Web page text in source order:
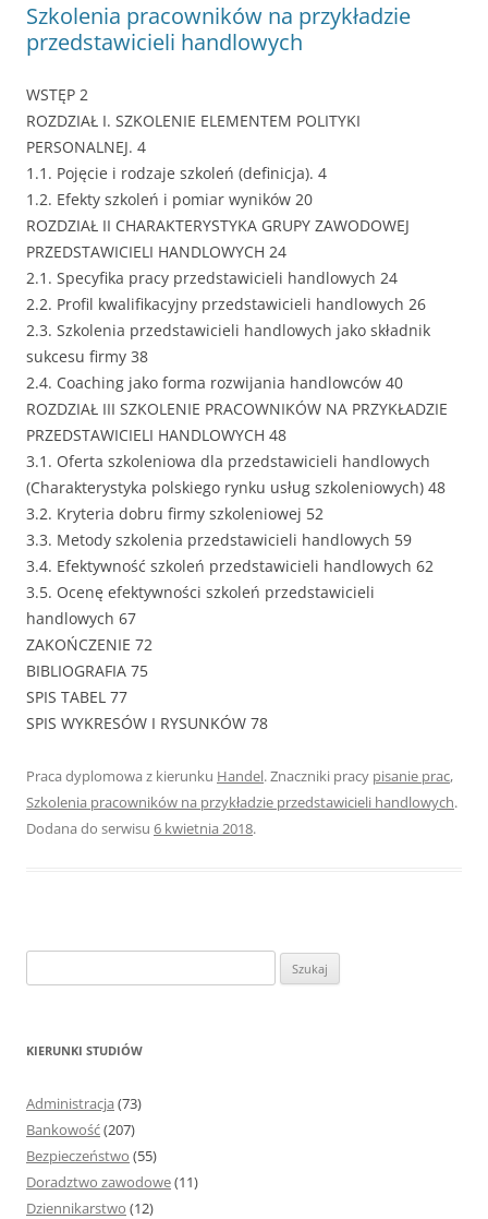
Szkolenia pracowników na przykładzie
przedstawicieli handlowych
WSTĘP 2
ROZDZIAŁ I. SZKOLENIE ELEMENTEM POLITYKI
PERSONALNEJ. 4
1.1. Pojęcie i rodzaje szkoleń (definicja). 4
1.2. Efekty szkoleń i pomiar wyników 20
ROZDZIAŁ II CHARAKTERYSTYKA GRUPY ZAWODOWEJ
PRZEDSTAWICIELI HANDLOWYCH 24
2.1. Specyfika pracy przedstawicieli handlowych 24
2.2. Profil kwalifikacyjny przedstawicieli handlowych 26
2.3. Szkolenia przedstawicieli handlowych jako składnik
sukcesu firmy 38
2.4. Coaching jako forma rozwijania handlowców 40
ROZDZIAŁ III SZKOLENIE PRACOWNIKÓW NA PRZYKŁADZIE
PRZEDSTAWICIELI HANDLOWYCH 48
3.1. Oferta szkoleniowa dla przedstawicieli handlowych
(Charakterystyka polskiego rynku usług szkoleniowych) 48
3.2. Kryteria dobru firmy szkoleniowej 52
3.3. Metody szkolenia przedstawicieli handlowych 59
3.4. Efektywność szkoleń przedstawicieli handlowych 62
3.5. Ocenę efektywności szkoleń przedstawicieli
handlowych 67
ZAKOŃCZENIE 72
BIBLIOGRAFIA 75
SPIS TABEL 77
SPIS WYKRESÓW I RYSUNKÓW 78
Praca dyplomowa z kierunku Handel. Znaczniki pracy pisanie prac,
Szkolenia pracowników na przykładzie przedstawicieli handlowych.
Dodana do serwisu 6 kwietnia 2018.
z
KIERUNKI STUDIÓW
Administracja (73)
Bankowość(207)
Bezpieczeństwo (55)
Doradztwo zawodowe(11)
Dziennikarstwo (12)